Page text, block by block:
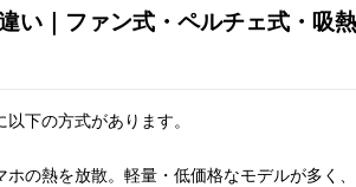
い｜ファン式・ペルチェ式・吸
下の方式があります。
の熱を放散。軽量・低価格なモデルが多く、